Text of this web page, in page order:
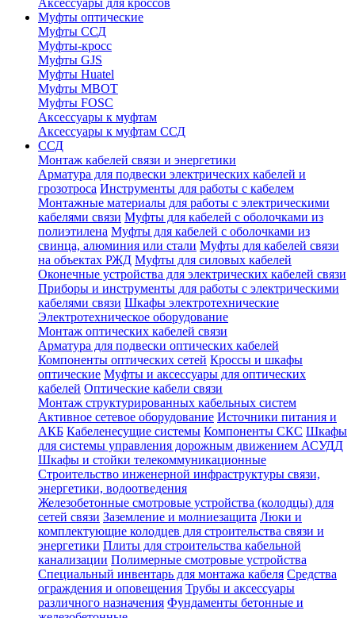
Муфты оптические
Муфты ССД
Муфты-кросс
Муфты GJS
Муфты Huatel
Муфты МВОТ
Муфты FOSC
Аксессуары к муфтам
Аксессуары к муфтам ССД
ССД
Монтаж кабелей связи и энергетики
Арматура для подвески электрических кабелей и
грозотроса Инструменты для работы с кабелем
Монтажные материалы для работы с электрическими
кабелями связи Муфты для кабелей с оболочками из
полиэтилена Муфты для кабелей с оболочками из
свинца, алюминия или стали Муфты для кабелей связи
на объектах РЖД Муфты для силовых кабелей
Оконечные устройства для электрических кабелей связи
Приборы и инструменты для работы с электрическими
кабелями связи Шкафы электротехнические
Электротехническое оборудование
Монтаж оптических кабелей связи
Арматура для подвески оптических кабелей
Компоненты оптических сетей Кроссы и шкафы
оптические Муфты и аксессуары для оптических
кабелей Оптические кабели связи
Монтаж структурированных кабельных систем
Активное сетевое оборудование Источники питания и
АКБ Кабеленесущие системы Компоненты СКС Шкафы
для системы управления дорожным движением АСУДД
Шкафы и стойки телекоммуникационные
Строительство инженерной инфраструктуры связи,
энергетики, водоотведения
Железобетонные смотровые устройства (колодцы) для
сетей связи Заземление и молниезащита Люки и
комплектующие колодцев для строительства связи и
энергетики Плиты для строительства кабельной
канализации Полимерные смотровые устройства
Специальный инвентарь для монтажа кабеля Средства
ограждения и оповещения Трубы и аксессуары
различного назначения Фундаменты бетонные и